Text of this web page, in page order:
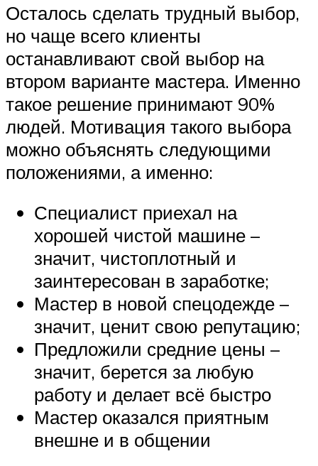
Осталось сделать трудный выбор,
но чаще всего клиенты
останавливают свой выбор на
втором варианте мастера. Именно
такое решение принимают 90%
людей. Мотивация такого выбора
можно объяснять следующими
положениями, а именно:
Специалист приехал на
хорошей чистой машине –
значит, чистоплотный и
заинтересован в заработке;
Мастер в новой спецодежде –
значит, ценит свою репутацию;
Предложили средние цены –
значит, берется за любую
работу и делает всё быстро
Мастер оказался приятным
внешне и в общении